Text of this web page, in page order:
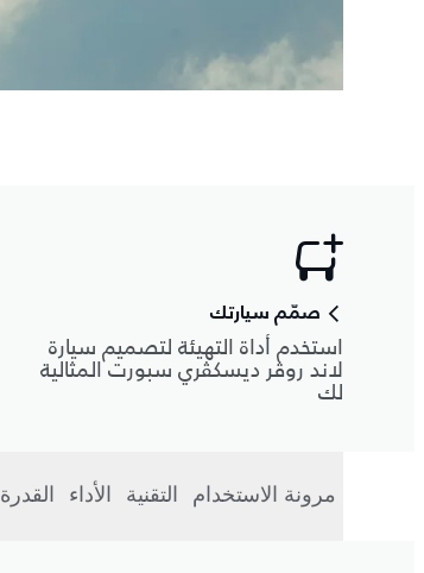
صمّم سيارتك
استخدم أداة التهيئة لتصميم سيارة
لاند روڤر ديسكڤري سبورت المثالية
لك
مرونة الاستخدام التقنية الأداء القدرة